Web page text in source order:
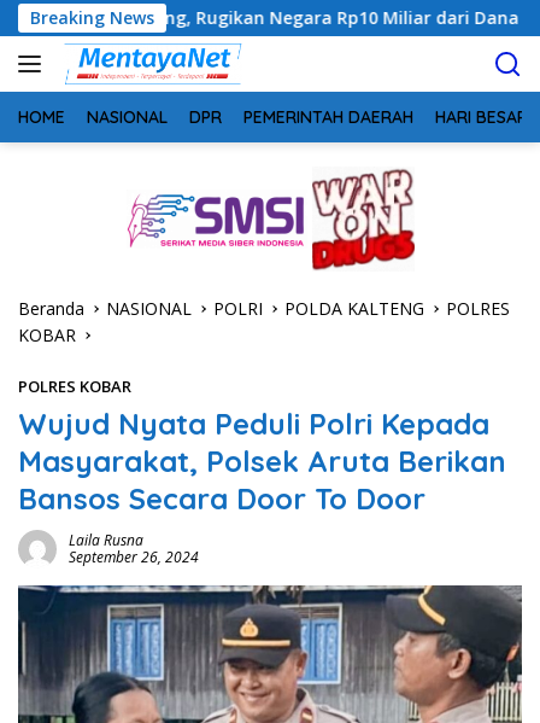
Langsung
ke
konten
Breaking News
Rugikan Negara Rp10 Miliar dari Dana Hibah Rp40 Miliar
HOME NASIONAL DPR PEMERINTAH DAERAH HARI BESAR
Beranda NASIONAL POLRI POLDA KALTENG
POLRES
KOBAR
POLRES KOBAR
Wujud Nyata Peduli Polri Kepada
Masyarakat, Polsek Aruta Berikan
Bansos Secara Door To Door
Laila Rusna
September 26, 2024